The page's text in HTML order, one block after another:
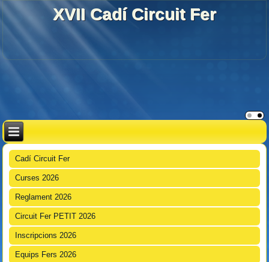
XVII Cadí Circuit Fer
Cadí Circuit Fer
Curses 2026
Reglament 2026
Circuit Fer PETIT 2026
Inscripcions 2026
Equips Fers 2026